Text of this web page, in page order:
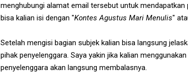
menghubungi alamat email tersebut untuk
bisa kalian isi dengan "Kontes Agustus Mari Menulis"
Setelah mengisi bagian subjek kalian bisa langsung
pihak penyelenggara. Saya yakin jika kalian
penyelenggara akan langsung membalasnya.